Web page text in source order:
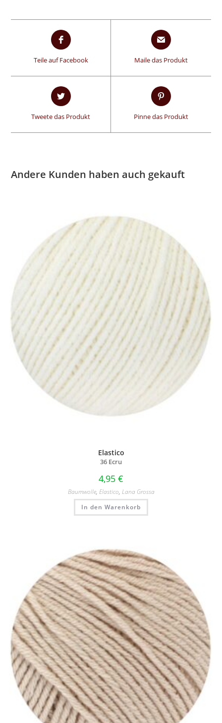
Teile auf Facebook Maile das Produkt
Tweete das Produkt Pinne das Produkt
Andere Kunden haben auch gekauft
Elastico
36 Ecru
4,95 €
Baumwolle, Elastico, Lana Grossa
In den Warenkorb